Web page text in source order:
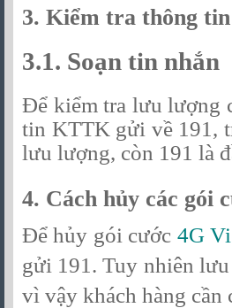
3. Kiểm tra thông
3.1. Soạn tin nhắn
Để kiểm tra lưu lượng
tin KTTK gửi về 191,
lưu lượng, còn 191 là
4. Cách hủy các gói
Để hủy gói cước 4G
gửi 191. Tuy nhiên
vì vậy khách hàng